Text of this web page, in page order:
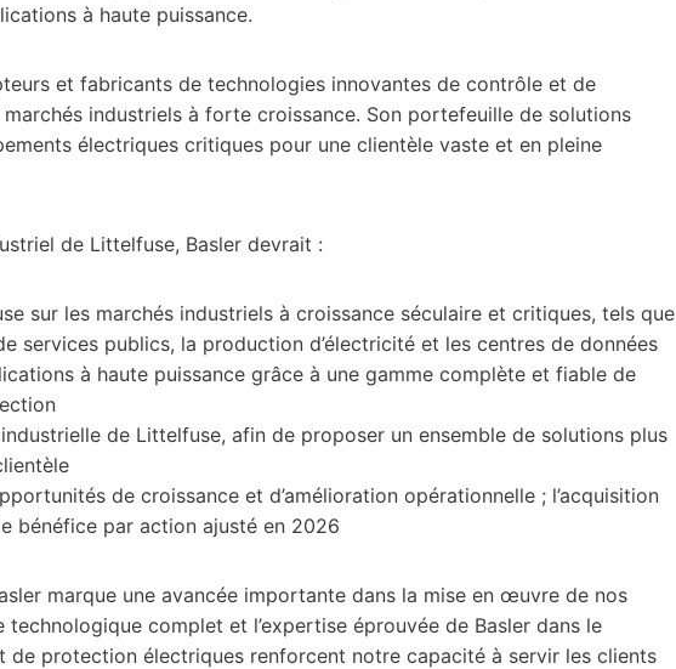
à haute puissance.
et fabricants de technologies innovantes de contrôle et de
industriels à forte croissance. Son portefeuille de solutions
électriques critiques pour une clientèle vaste et en pleine
de Littelfuse, Basler devrait :
sur les marchés industriels à croissance séculaire et critiques, tels que
services publics, la production d’électricité et les centres de données
à haute puissance grâce à une gamme complète et fiable de
de Littelfuse, afin de proposer un ensemble de solutions plus
de croissance et d’amélioration opérationnelle ; l’acquisition
bénéfice par action ajusté en 2026
marque une avancée importante dans la mise en œuvre de nos
complet et l’expertise éprouvée de Basler dans le
de protection électriques renforcent notre capacité à servir les clients